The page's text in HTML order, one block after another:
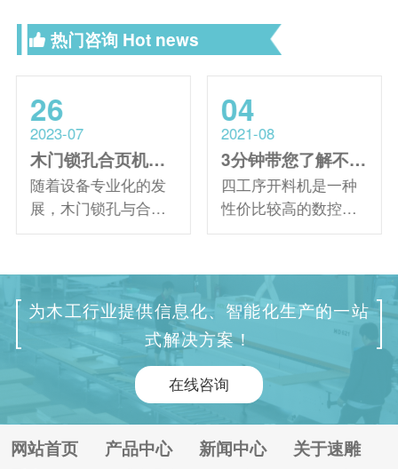
热门咨询 Hot news
26
2023-07
木门锁孔合页机的发展变化
随着设备专业化的发
展，木门锁孔与合页
的加工方式也变得更
种类的设备能够处理
更加个性化的加工问
题，这些都使得木门
锁孔与合页的自动化
生产水平得以提高。
目前常用的木门锁孔
合页机类型有两种，
即通过式锁孔合页加
工中心和通过式单面
04
2021-08
3分钟带您了解不一样的四工序开料机
四工序开料机是一种
性价比较高的数控开
料设备，具有手动辅
优化自动开料、打孔
划槽，大大提高了人
工使用效率。四工序
具有自动推送系统，
避免了人工开料造成
的二次磕碰和损坏。
采用T型重型支撑床，
由高精度零件组装而
成，保证了机器的高
为木工行业提供信息化、智能化生产的一站
式解决方案！
在线咨询
网站首页
产品中心 新闻中心 关于速雕